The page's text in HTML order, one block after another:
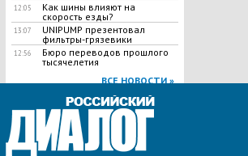
12:05
Как шины влияют на
скорость езды?
13:07
UNIPUMP презентовал
фильтры-грязевики
12:56
Бюро переводов прошлого
тысячелетия
ВСЕ НОВОСТИ »